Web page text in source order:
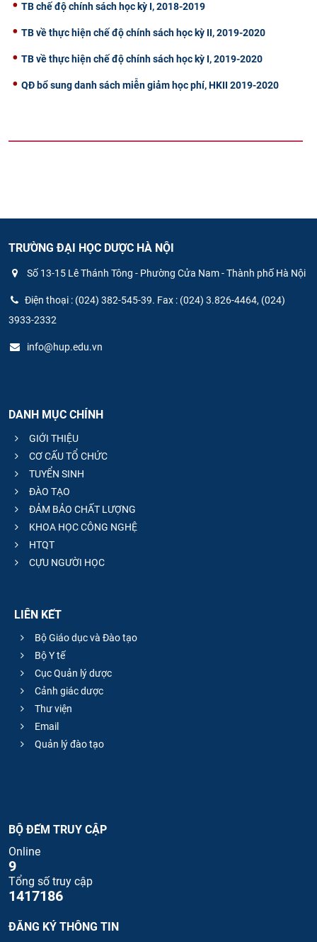
TB chế độ chính sách học kỳ I, 2018-2019
TB về thực hiện chế độ chính sách học kỳ II, 2019-2020
TB về thực hiện chế độ chính sách học kỳ I, 2019-2020
QĐ bổ sung danh sách miễn giảm học phí, HKII 2019-2020
TRƯỜNG ĐẠI HỌC DƯỢC HÀ NỘI
Số 13-15 Lê Thánh Tông - Phường Cửa Nam - Thành phố Hà Nội
Điện thoại : (024) 382-545-39. Fax : (024) 3.826-4464, (024)
3933-2332
info@hup.edu.vn
DANH MỤC CHÍNH
GIỚI THIỆU
CƠ CẤU TỔ CHỨC
TUYỂN SINH
ĐÀO TẠO
ĐẢM BẢO CHẤT LƯỢNG
KHOA HỌC CÔNG NGHỆ
HTQT
CỰU NGƯỜI HỌC
LIÊN KẾT
Bộ Giáo dục và Đào tạo
Bộ Y tế
Cục Quản lý dược
Cảnh giác dược
Thư viện
Email
Quản lý đào tạo
BỘ ĐẾM TRUY CẬP
Online
9
Tổng số truy cập
1417186
ĐĂNG KÝ THÔNG TIN